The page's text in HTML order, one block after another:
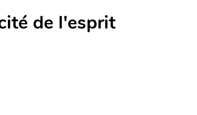
de l'esprit